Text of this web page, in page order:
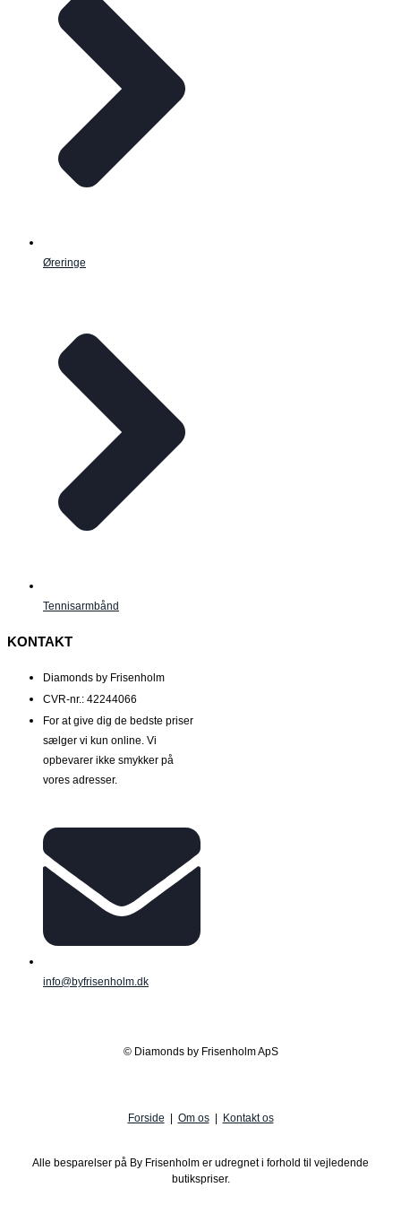
Øreringe
Tennisarmbånd
KONTAKT
Diamonds by Frisenholm
CVR-nr.: 42244066
For at give dig de bedste priser
sælger vi kun online. Vi
opbevarer ikke smykker på
vores adresser.
info@byfrisenholm.dk
© Diamonds by Frisenholm ApS
Forside Om os| Kontakt os
Alle besparelser på By Frisenholm er udregnet i forhold til vejledende
butikspriser.